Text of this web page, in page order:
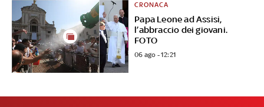
Papa Leone ad Assisi,
l’abbraccio dei giovani.
FOTO
CRONACA
06 ago - 12:21